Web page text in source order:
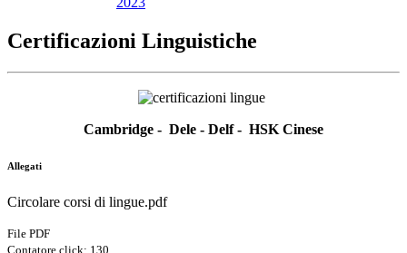
Certificazioni Linguistiche
Cambridge - Dele - Delf - HSK Cinese
Allegati
Circolare corsi di lingue.pdf
File PDF
Contatore click: 130